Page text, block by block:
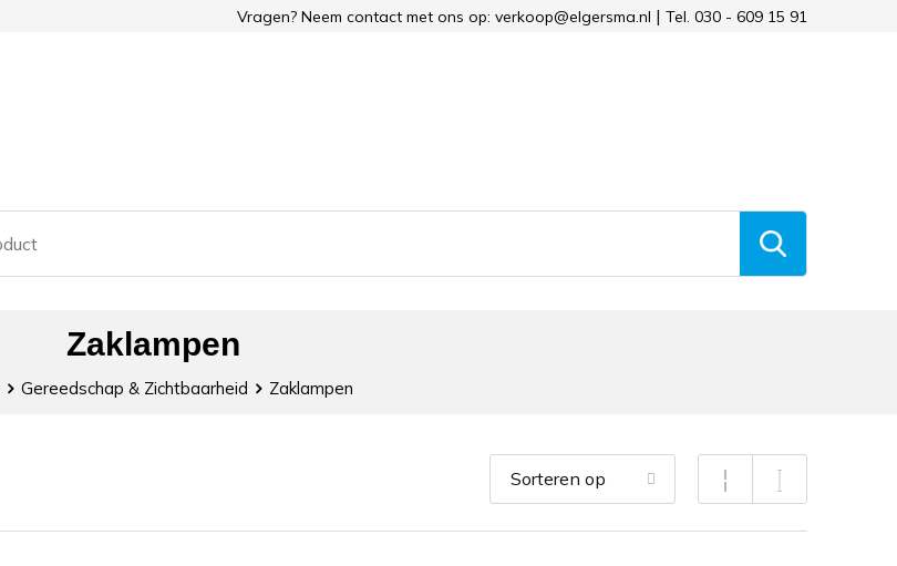
Vragen? Neem contact met ons op: verkoop@elgersma.nl Tel. 030 - 609 15 91
Zaklampen
Gereedschap & Zichtbaarheid Zaklampen